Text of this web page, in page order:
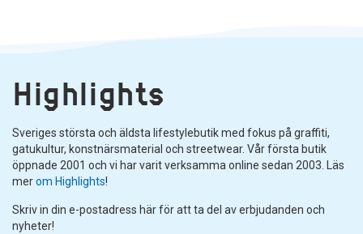
Highlights
Sveriges största och äldsta lifestylebutik med fokus på graffiti,
gatukultur, konstnärsmaterial och streetwear. Vår första butik
öppnade 2001 och vi har varit verksamma online sedan 2003. Läs
merom Highlights!
Skriv in din e-postadress här för att ta del av erbjudanden och
nyheter!